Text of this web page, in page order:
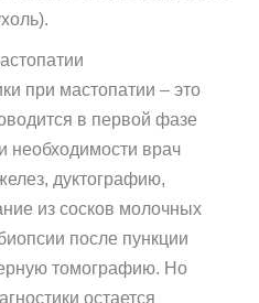
при мастопатии – это
в первой фазе
необходимости врач
дуктографию,
из сосков молочных
после пункции
томографию. Но
остается